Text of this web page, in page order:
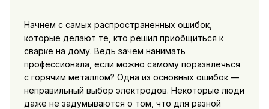
Начнем с самых распространенных ошибок,
которые делают те, кто решил приобщиться к
сварке на дому. Ведь зачем нанимать
профессионала, если можно самому поразвлечься
с горячим металлом? Одна из основных ошибок —
неправильный выбор электродов. Некоторые люди
даже не задумываются о том, что для разной